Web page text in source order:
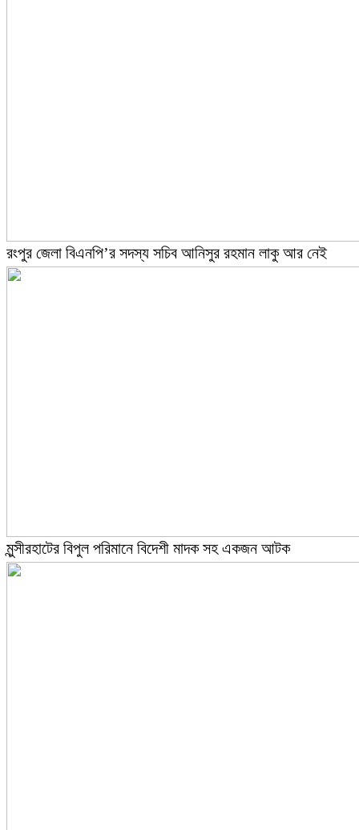
রংপুর জেলা বিএনপি’র সদস্য সচিব আনিসুর রহমান লাকু আর নেই
মুন্সীরহাটের বিপুল পরিমানে বিদেশী মাদক সহ একজন আটক